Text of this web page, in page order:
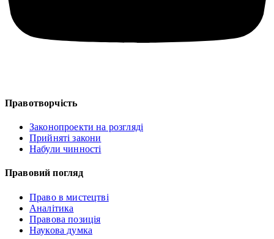
Правотворчість
Законопроекти на розгляді
Прийняті закони
Набули чинності
Правовий погляд
Право в мистецтві
Аналітика
Правова позиція
Наукова думка